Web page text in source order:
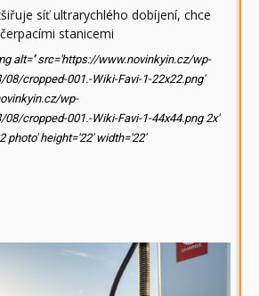
síť ultrarychlého dobíjení, chce
stanicemi
alt='' src='https://www.novinkyin.cz/wp-
cropped-001.-Wiki-Favi-1-22x22.png'
wp-
cropped-001.-Wiki-Favi-1-44x44.png 2x'
photo' height='22' width='22'